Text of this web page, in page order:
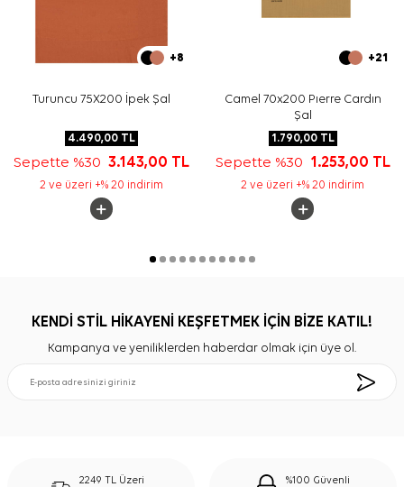
+8
Turuncu 75X200 İpek Şal
4.490,00TL
Sepette %30 3.143,00 TL
2 ve üzeri +% 20 indirim
+21
Camel 70x200 Pıerre Cardın
Şal
1.790,00TL
Sepette %30 1.253,00 TL
2 ve üzeri +% 20 indirim
KENDİ STİL HİKAYENİ KEŞFETMEK İÇİN BİZE KATIL!
Kampanya ve yeniliklerden haberdar olmak için üye ol.
2249 TL Üzeri
%100 Güvenli